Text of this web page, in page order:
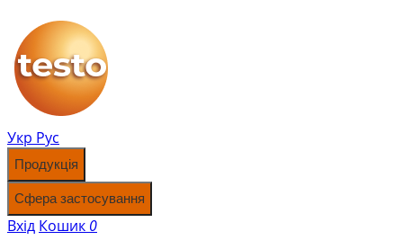
Укр Рус
Продукція
Сфера застосування
Вхід Кошик 0